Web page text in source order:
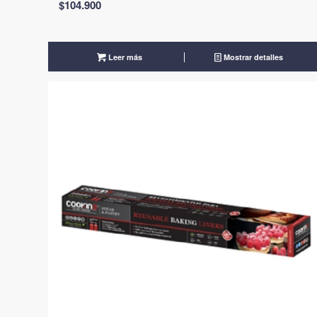
$104.900
Leer más Mostrar detalles